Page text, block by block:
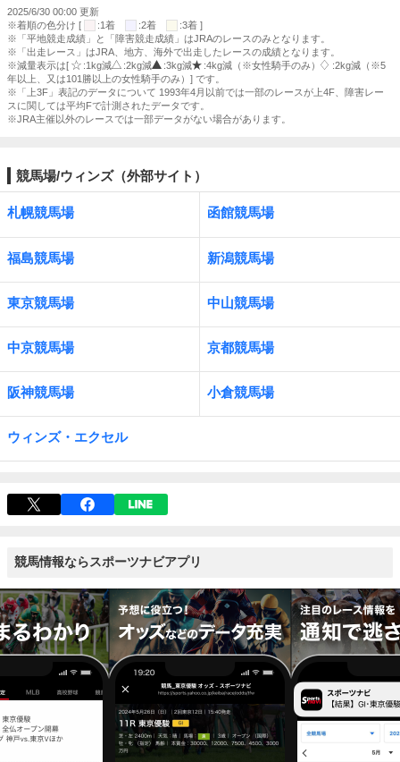
2025/6/30 00:00 更新
※着順の色分け [
:1着 :2着
:3着 ]
※「平地競走成績」と「障害競走成績」はJRAのレースのみとなります。
※「出走レース」はJRA、地方、海外で出走したレースの成績となります。
※減量表示は[
:1kg減 :2kg減 :3kg減 :4kg減（※女性騎手のみ）
:2kg減（※5
年以上、又は101勝以上の女性騎手のみ）] です。
※「上3F」表記のデータについて 1993年4月以前では一部のレースが上4F、障害レー
スに関しては平均Fで計測されたデータです。
※JRA主催以外のレースでは一部データがない場合があります。
競馬場/ウィンズ（外部サイト）
札幌競馬場 函館競馬場
福島競馬場 新潟競馬場
東京競馬場 中山競馬場
中京競馬場 京都競馬場
阪神競馬場 小倉競馬場
ウィンズ・エクセル
競馬情報ならスポーツナビアプリ